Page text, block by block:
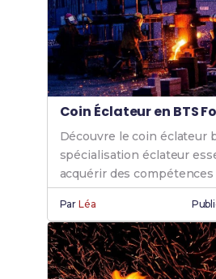
Coin Éclateur en BTS
Découvre le coin éclateur
spécialisation éclateur
acquérir des
grâce à nos formations
qualité.
ParLéa